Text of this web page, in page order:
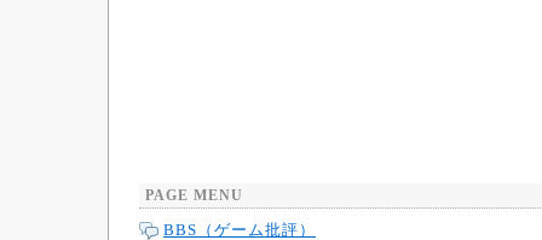
PAGE MENU
BBS（ゲーム批評）